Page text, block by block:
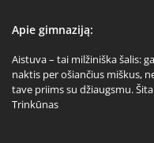
Apie gimnaziją:
Aistuva – tai milžiniška šalis:
naktis per ošiančius miškus,
tave priims su džiaugsmu.
Trinkūnas